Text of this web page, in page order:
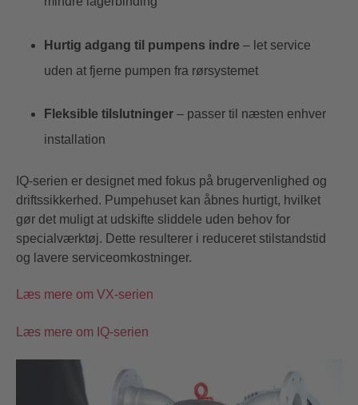
Hurtig adgang til pumpens indre – let service
uden at fjerne pumpen fra rørsystemet
Fleksible tilslutninger – passer til næsten enhver
installation
IQ-serien er designet med fokus på brugervenlighed og
driftssikkerhed. Pumpehuset kan åbnes hurtigt, hvilket
gør det muligt at udskifte sliddele uden behov for
specialværktøj. Dette resulterer i reduceret stilstandstid
og lavere serviceomkostninger.
Læs mere om VX-serien
Læs mere om IQ-serien